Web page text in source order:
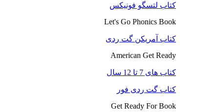
کتاب لتسگو فونیکس
Let's Go Phonics Book
کتاب آمریکن گت ردی
American Get Ready
کتاب های 7 تا 12 سال
کتاب گت ردی فور
Get Ready For Book